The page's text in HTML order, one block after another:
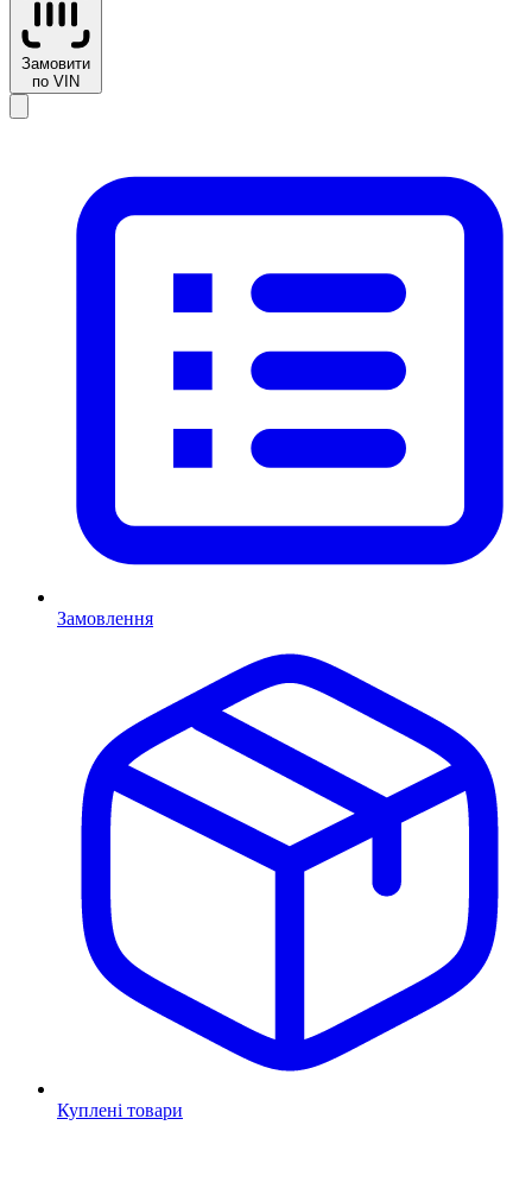
Замовити
по VIN
Замовлення
Куплені товари